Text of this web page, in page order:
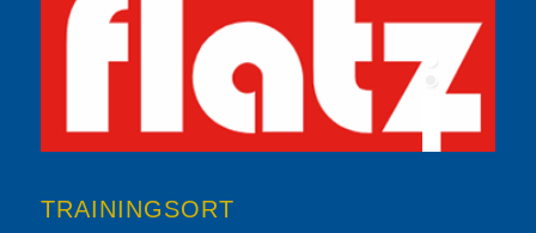
TRAININGSORT